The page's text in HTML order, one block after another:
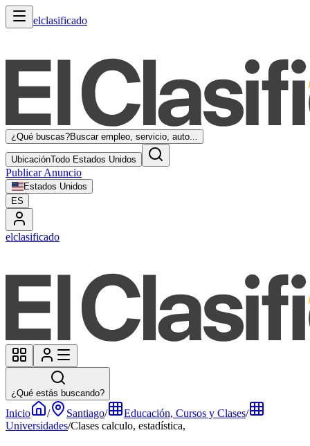
elclasificado
¿Qué buscas?Buscar empleo, servicio, auto...
UbicaciónTodo Estados Unidos
Publicar Anuncio
Estados Unidos
ES
elclasificado
¿Qué estás buscando?
Inicio / Santiago/ Educación, Cursos y Clases/
Universidades/Clases calculo, estadística,